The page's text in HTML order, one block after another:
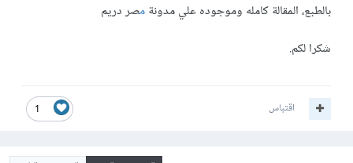
بالطبع، المقالة كامله وموجوده علي مدونةمصر دريم
شكرا لكم.
1 اقتباس